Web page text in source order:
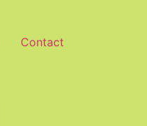
Contact